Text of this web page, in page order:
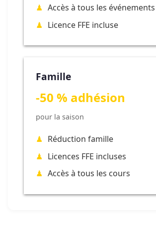
Accès à tous les événements
Licence FFE incluse
Famille
-50 % adhésion
pour la saison
Réduction famille
Licences FFE incluses
Accès à tous les cours